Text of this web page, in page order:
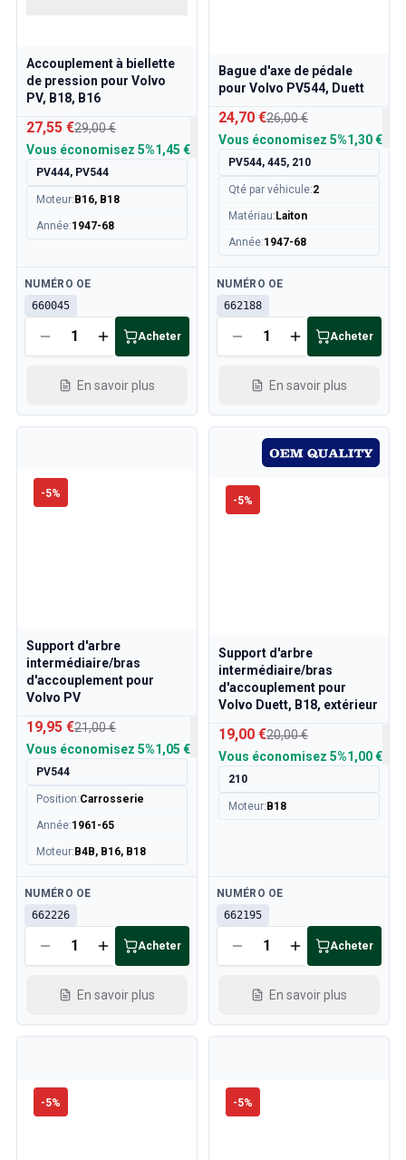
Accouplement à biellette
de pression pour Volvo
PV, B18, B16
27,55 €29,00 €
Vous économisez 5%1,45 €
PV444, PV544
Moteur: B16, B18
Année:1947-68
Disponible
NUMÉRO OE
660045
Acheter
En savoir plus
Bague d'axe de pédale
pour Volvo PV544, Duett
24,70 €26,00 €
Vous économisez 5%1,30 €
PV544, 445, 210
Qté par véhicule:2
Matériau: Laiton
Année:1947-68
Disponible
NUMÉRO OE
662188
Acheter
En savoir plus
-5%
Support d'arbre
intermédiaire/bras
d'accouplement pour
Volvo PV
19,95 €21,00 €
Vous économisez 5%1,05 €
PV544
Position:Carrosserie
Année:1961-65
Moteur: B4B, B16, B18
Disponible
NUMÉRO OE
662226
Acheter
En savoir plus
-5%
Support d'arbre
intermédiaire/bras
d'accouplement pour
Volvo Duett, B18, extérieur
19,00 €20,00 €
Vous économisez 5%1,00 €
210
Moteur: B18
Disponible
NUMÉRO OE
662195
Acheter
En savoir plus
-5% -5%